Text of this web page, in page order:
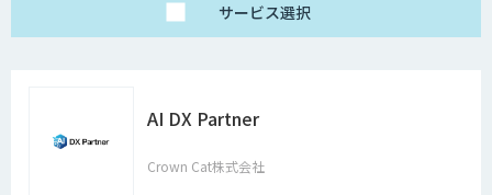
サービス選択
AI DX Partner
Crown Cat株式会社